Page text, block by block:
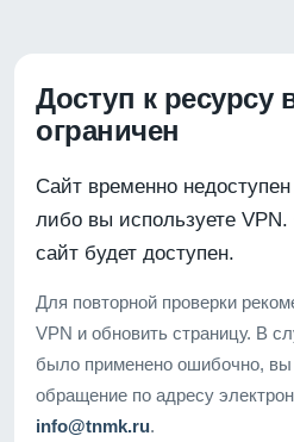
Доступ к ресурсу
ограничен
Сайт временно
либо вы используете
сайт будет доступен.
Для повторной проверки
VPN и обновить страницу. В
было применено ошибочно, вы
обращение по адресу
info@tnmk.ru.